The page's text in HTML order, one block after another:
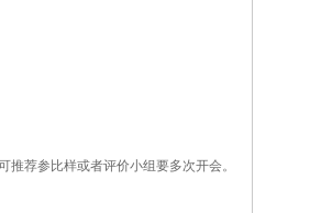
荐参比样或者评价小组要多次开会。